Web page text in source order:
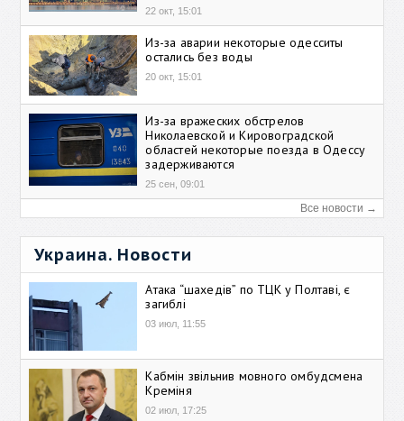
22 окт, 15:01
Из-за аварии некоторые одесситы
остались без воды
20 окт, 15:01
Из-за вражеских обстрелов
Николаевской и Кировоградской
областей некоторые поезда в Одессу
задерживаются
25 сен, 09:01
Все новости →
Украина. Новости
Атака “шахедів” по ТЦК у Полтаві, є
загиблі
03 июл, 11:55
Кабмін звільнив мовного омбудсмена
Креміня
02 июл, 17:25